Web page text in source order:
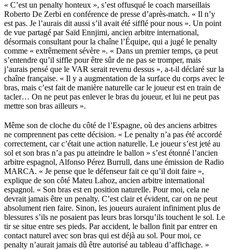
« C’est un penalty honteux », s’est offusqué le coach marseillais
Roberto De Zerbi en conférence de presse d’après-match. « Il n’y
est pas. Je l’aurais dit aussi s’il avait été sifflé pour nous ». Un point
de vue partagé par Saïd Ennjimi, ancien arbitre international,
désormais consultant pour la chaîne l’Équipe, qui a jugé le penalty
comme « extrêmement sévère ». « Dans un premier temps, ça peut
s’entendre qu’il siffle pour être sûr de ne pas se tromper, mais
j’aurais pensé que le VAR serait revenu dessus », a-t-il déclaré sur la
chaîne française. « Il y a augmentation de la surface du corps avec le
bras, mais c’est fait de manière naturelle car le joueur est en train de
tacler… On ne peut pas enlever le bras du joueur, et lui ne peut pas
mettre son bras ailleurs ».
Même son de cloche du côté de l’Espagne, où des anciens arbitres
ne comprennent pas cette décision. « Le penalty n’a pas été accordé
correctement, car c’était une action naturelle. Le joueur s’est jeté au
sol et son bras n’a pas pu atteindre le ballon » s’est étonné l’ancien
arbitre espagnol, Alfonso Pérez Burrull, dans une émission de Radio
MARCA. « Je pense que le défenseur fait ce qu’il doit faire »,
explique de son côté Mateu Lahoz, ancien arbitre international
espagnol. « Son bras est en position naturelle. Pour moi, cela ne
devrait jamais être un penalty. C’est clair et évident, car on ne peut
absolument rien faire. Sinon, les joueurs auraient infiniment plus de
blessures s’ils ne posaient pas leurs bras lorsqu’ils touchent le sol. Le
tir se situe entre ses pieds. Par accident, le ballon finit par entrer en
contact naturel avec son bras qui est déjà au sol. Pour moi, ce
penalty n’aurait jamais dû être autorisé au tableau d’affichage. »